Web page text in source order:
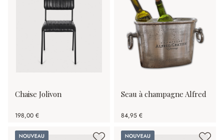
Chaise Jolivon
198,00 €
Seau à champagne Alfred
84,95 €
Nouveau Nouveau